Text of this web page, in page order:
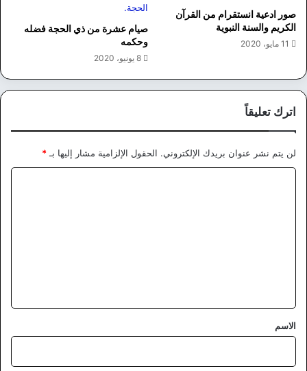
صور ادعية انستقرام من القرآن
الكريم والسنة النبوية
11 مايو، 2020
صيام عشرة من ذي الحجة فضله
وحكمه
8 يونيو، 2020
اترك تعليقاً
لن يتم نشر عنوان بريدك الإلكتروني. الحقول الإلزامية مشار إليها بـ *
*
الاسم